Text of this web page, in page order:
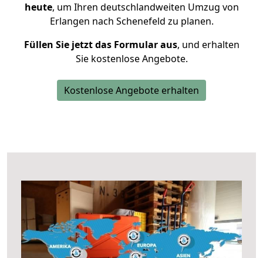
heute, um Ihren deutschlandweiten Umzug von
Erlangen nach Schenefeld zu planen.
Füllen Sie jetzt das Formular aus, und erhalten
Sie kostenlose Angebote.
Kostenlose Angebote erhalten